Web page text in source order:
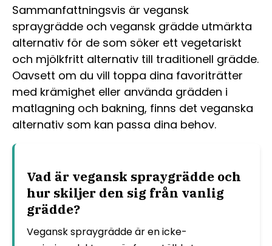
Sammanfattningsvis är vegansk
spraygrädde och vegansk grädde utmärkta
alternativ för de som söker ett vegetariskt
och mjölkfritt alternativ till traditionell grädde.
Oavsett om du vill toppa dina favoriträtter
med krämighet eller använda grädden i
matlagning och bakning, finns det veganska
alternativ som kan passa dina behov.
Vad är vegansk spraygrädde och
hur skiljer den sig från vanlig
grädde?
Vegansk spraygrädde är en icke-